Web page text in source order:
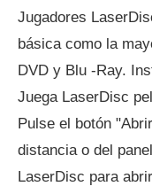
Jugadores
básica como la
DVD y Blu -Ray.
Juega LaserDisc
Pulse el botón
distancia o del
LaserDisc para